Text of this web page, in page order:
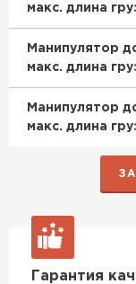
макс. длина
Манипулятор
макс. длина
Манипулятор
макс. длина
Гарантия